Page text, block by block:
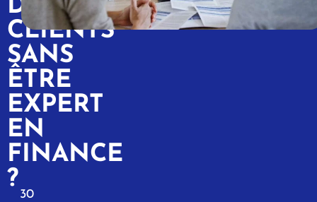
DES
CLIENTS
SANS
ÊTRE
EXPERT
EN
FINANCE
?
30